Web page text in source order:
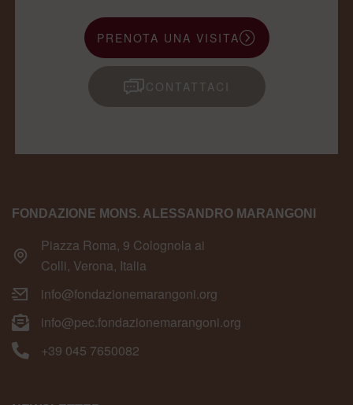
PRENOTA UNA VISITA
CONTATTACI
FONDAZIONE MONS. ALESSANDRO MARANGONI
Piazza Roma, 9 Colognola ai
Colli, Verona, Italia
info@fondazionemarangoni.org
info@pec.fondazionemarangoni.org
+39 045 7650082